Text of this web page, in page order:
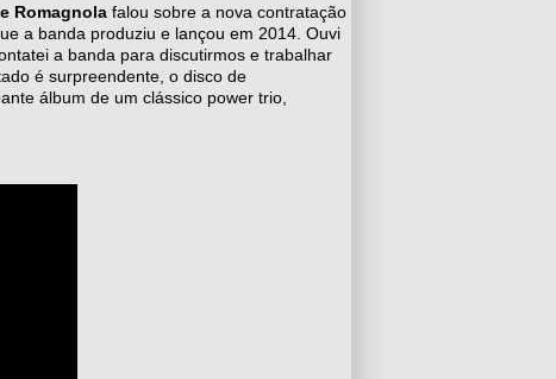
Romagnola falou sobre a nova contratação
a banda produziu e lançou em 2014. Ouvi
a banda para discutirmos e trabalhar
é surpreendente, o disco de
álbum de um clássico power trio,